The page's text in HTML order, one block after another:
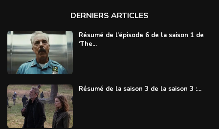
DERNIERS ARTICLES
Résumé de l’épisode 6 de la saison 1 de
‘The...
Résumé de la saison 3 de la saison 3 :...